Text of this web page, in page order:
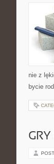
nie z
bycie